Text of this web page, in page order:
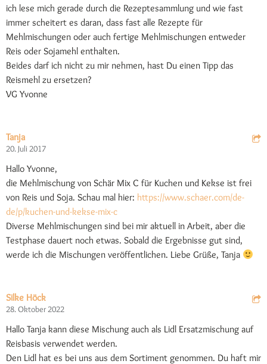
ich lese mich gerade durch die Rezeptesammlung und wie fast
immer scheitert es daran, dass fast alle Rezepte für
Mehlmischungen oder auch fertige Mehlmischungen entweder
Reis oder Sojamehl enthalten.
Beides darf ich nicht zu mir nehmen, hast Du einen Tipp das
Reismehl zu ersetzen?
VG Yvonne
Tanja
20. Juli 2017
Hallo Yvonne,
die Mehlmischung von Schär Mix C für Kuchen und Kekse ist frei
von Reis und Soja. Schau mal hier: https://www.schaer.com/de-
de/p/kuchen-und-kekse-mix-c
Diverse Mehlmischungen sind bei mir aktuell in Arbeit, aber die
Testphase dauert noch etwas. Sobald die Ergebnisse gut sind,
werde ich die Mischungen veröffentlichen. Liebe Grüße, Tanja
Silke Höck
28. Oktober 2022
Hallo Tanja kann diese Mischung auch als Lidl Ersatzmischung auf
Reisbasis verwendet werden.
Den Lidl hat es bei uns aus dem Sortiment genommen. Du haft mir